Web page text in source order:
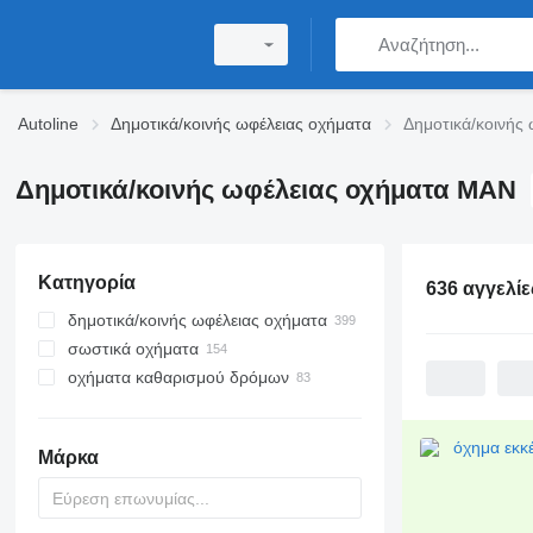
Autoline Δημοτικά/κοινής ωφέλειας οχήματα Δημοτικά/
Δημοτικά/κοινής ωφέλειας οχήματα MAN
Κατηγορία
δημοτικά/κοινής ωφέλειας οχήματα
οχήματα εκκένωσης βόθρων
φορτηγά φορτωτές με γάντζο
φορτηγά καδοφόροι φορτωτές
φορτηγά βυτιοφόρα καθαρισμού
υπονόμων
σωστικά οχήματα
πυροσβεστικά οχήματα
υδραυλικοί ανυψωτήρες διάσωσης
οχήματα διάσωσης αεροσκαφών
και πυρόσβεσης
οχήματα καθαρισμού δρόμων
φυσητήρα χιονιού
καταβρεχτήρες
Μάρκα
636